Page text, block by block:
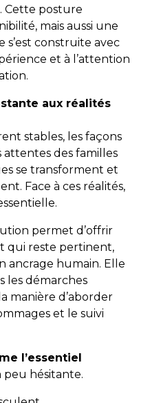
Cette posture
mais aussi une
s’est construite avec
et à l’attention
aux réalités
stables, les façons
attentes des familles
se transforment et
Face à ces réalités,
permet d’offrir
qui reste pertinent,
ancrage humain. Elle
les démarches
manière d’aborder
et le suivi
l’essentiel
peu hésitante.